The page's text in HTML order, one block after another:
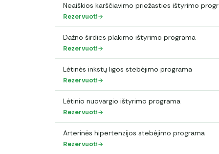
Neaiškios karščiavimo priežasties ištyrimo
Rezervuoti
Dažno širdies plakimo ištyrimo programa
Rezervuoti
Lėtinės inkstų ligos stebėjimo programa
Rezervuoti
Lėtinio nuovargio ištyrimo programa
Rezervuoti
Arterinės hipertenzijos stebėjimo programa
Rezervuoti